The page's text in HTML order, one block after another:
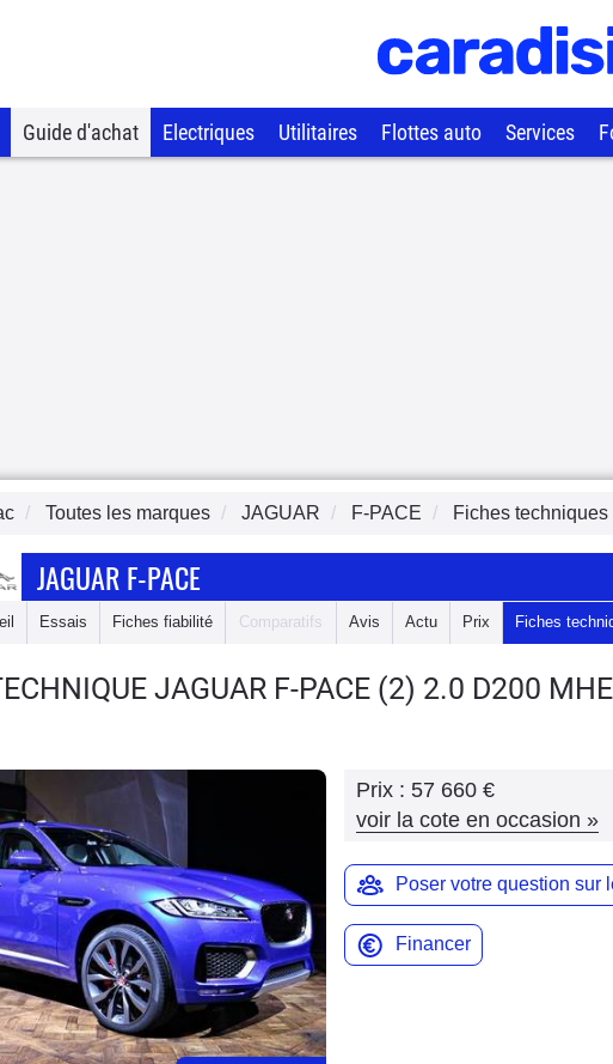
Guide d'achat Electriques Utilitaires Flottes auto Services
Toutes les marques JAGUAR F-PACE Fiches techniques
JAGUAR F-PACE
Essais Fiches fiabilité Comparatifs Avis Actu Prix Fiches
JAGUAR F-PACE (2) 2.0 D200
Prix : 57 660 €
voir la cote en occasion »
Poser votre question sur
Financer